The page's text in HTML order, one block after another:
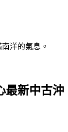
洋的氣息。
最新中古沖